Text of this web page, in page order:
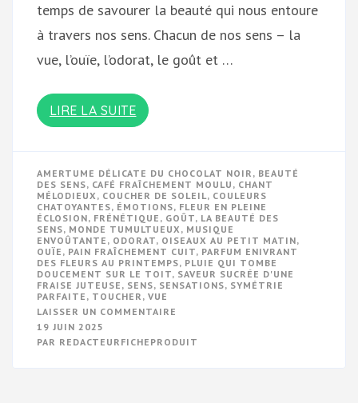
temps de savourer la beauté qui nous entoure
à travers nos sens. Chacun de nos sens – la
vue, l’ouïe, l’odorat, le goût et …
LIRE LA SUITE
AMERTUME DÉLICATE DU CHOCOLAT NOIR , BEAUTÉ
DES SENS, CAFÉ FRAÎCHEMENT MOULU , CHANT
MÉLODIEUX , COUCHER DE SOLEIL, COULEURS
CHATOYANTES, ÉMOTIONS, FLEUR EN PLEINE
ÉCLOSION, FRÉNÉTIQUE , GOÛT, LA BEAUTÉ DES
SENS, MONDE TUMULTUEUX , MUSIQUE
ENVOÛTANTE , ODORAT, OISEAUX AU PETIT MATIN,
OUÏE , PAIN FRAÎCHEMENT CUIT, PARFUM ENIVRANT
DES FLEURS AU PRINTEMPS, PLUIE QUI TOMBE
DOUCEMENT SUR LE TOIT, SAVEUR SUCRÉE D'UNE
FRAISE JUTEUSE , SENS, SENSATIONS, SYMÉTRIE
PARFAITE , TOUCHER , VUE
LAISSER UN COMMENTAIRE
LA
19 JUIN 2025
PAR REDACTEURFICHEPRODUIT